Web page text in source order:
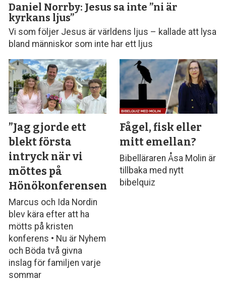
Daniel Norrby: Jesus sa inte ”ni är
kyrkans ljus”
Vi som följer Jesus är världens ljus – kallade att lysa
bland människor som inte har ett ljus
”Jag gjorde ett
blekt första
intryck när vi
möttes på
Hönökonferensen”
Marcus och Ida Nordin
blev kära efter att ha
mötts på kristen
konferens • Nu är Nyhem
och Böda två givna
inslag för familjen varje
sommar
Fågel, fisk eller
mitt emellan?
Bibelläraren Åsa Molin är
tillbaka med nytt
bibelquiz